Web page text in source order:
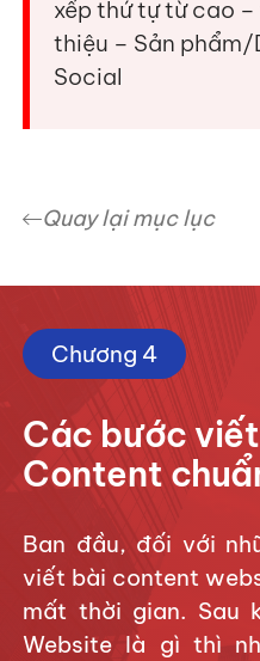
xếp thứ tự từ cao
thiệu – Sản phẩm/
Social
Quay lại mục lục
Chương 4
Các bước viết
Content
Ban đầu, đối với
viết bài content
mất thời gian. Sau
Website là gì thì